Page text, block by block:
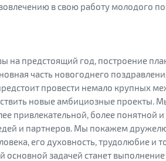
в свою работу молодого
на предстоящий год, построение
часть новогоднего
провести немало крупных
новые амбициозные проекты.
привлекательной, более понятной
и партнеров. Мы покажем
его духовность, трудолюбие и
основной задачей станет